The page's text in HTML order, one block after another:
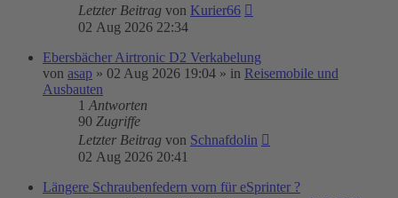
Letzter Beitrag von Kurier66
02 Aug 2026 22:34
Ebersbächer Airtronic D2 Verkabelung
von asap » 02 Aug 2026 19:04 » in Reisemobile und
Ausbauten
1 Antworten
90 Zugriffe
Letzter Beitrag von Schnafdolin
02 Aug 2026 20:41
Längere Schraubenfedern vorn für eSprinter ?